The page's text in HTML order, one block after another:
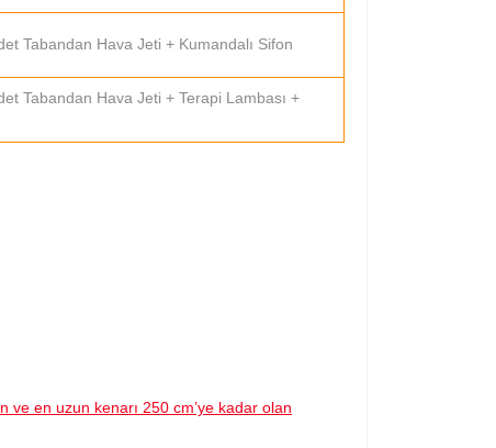
Tabandan Hava Jeti + Kumandalı Sifon
Tabandan Hava Jeti + Terapi Lambası +
ve en uzun kenarı 250 cm’ye kadar olan